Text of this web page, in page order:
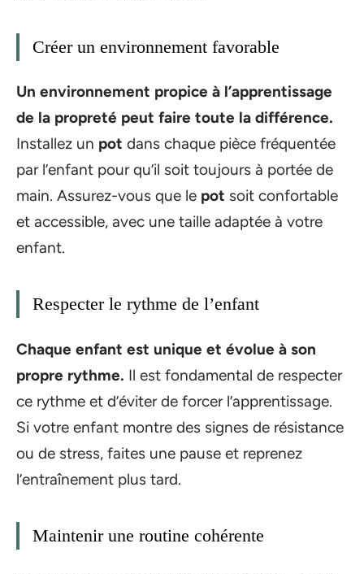
Créer un environnement favorable
Un environnement propice à l’apprentissage
de la propreté peut faire toute la différence.
Installez un pot dans chaque pièce fréquentée
par l’enfant pour qu’il soit toujours à portée de
main. Assurez-vous que le pot soit confortable
et accessible, avec une taille adaptée à votre
enfant.
Respecter le rythme de l’enfant
Chaque enfant est unique et évolue à son
propre rythme. Il est fondamental de respecter
ce rythme et d’éviter de forcer l’apprentissage.
Si votre enfant montre des signes de résistance
ou de stress, faites une pause et reprenez
l’entraînement plus tard.
Maintenir une routine cohérente